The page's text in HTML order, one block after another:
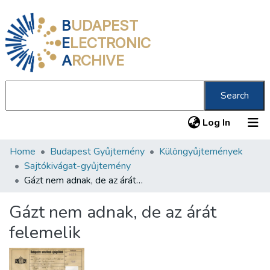
BUDAPEST
ELECTRONIC
ARCHIVE
Search
Log In (current)
Communities & Collections
All of DSpace
About us
Home Budapest Gyűjtemény
Különgyűjtemények
Sajtókivágat-gyűjtemény
Gázt nem adnak, de az árát felemelik
Gázt nem adnak, de az árát
felemelik